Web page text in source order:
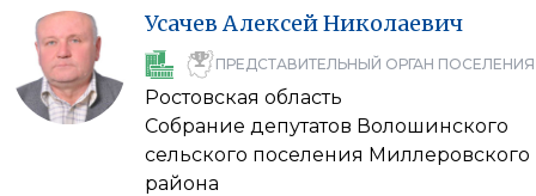
Усачев АлексейНиколаевич
ПРЕДСТАВИТЕЛЬНЫЙ ОРГАН ПОСЕЛЕНИЯ
Ростовская область
Собрание депутатов Волошинского
сельского поселения Миллеровского
района